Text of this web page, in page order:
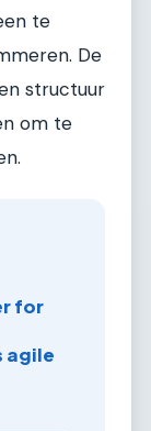
te
De
structuur
om te
for
agile